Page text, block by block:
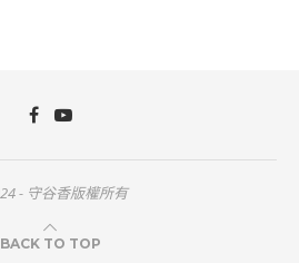
- 守谷香版權所有
BACK TO TOP